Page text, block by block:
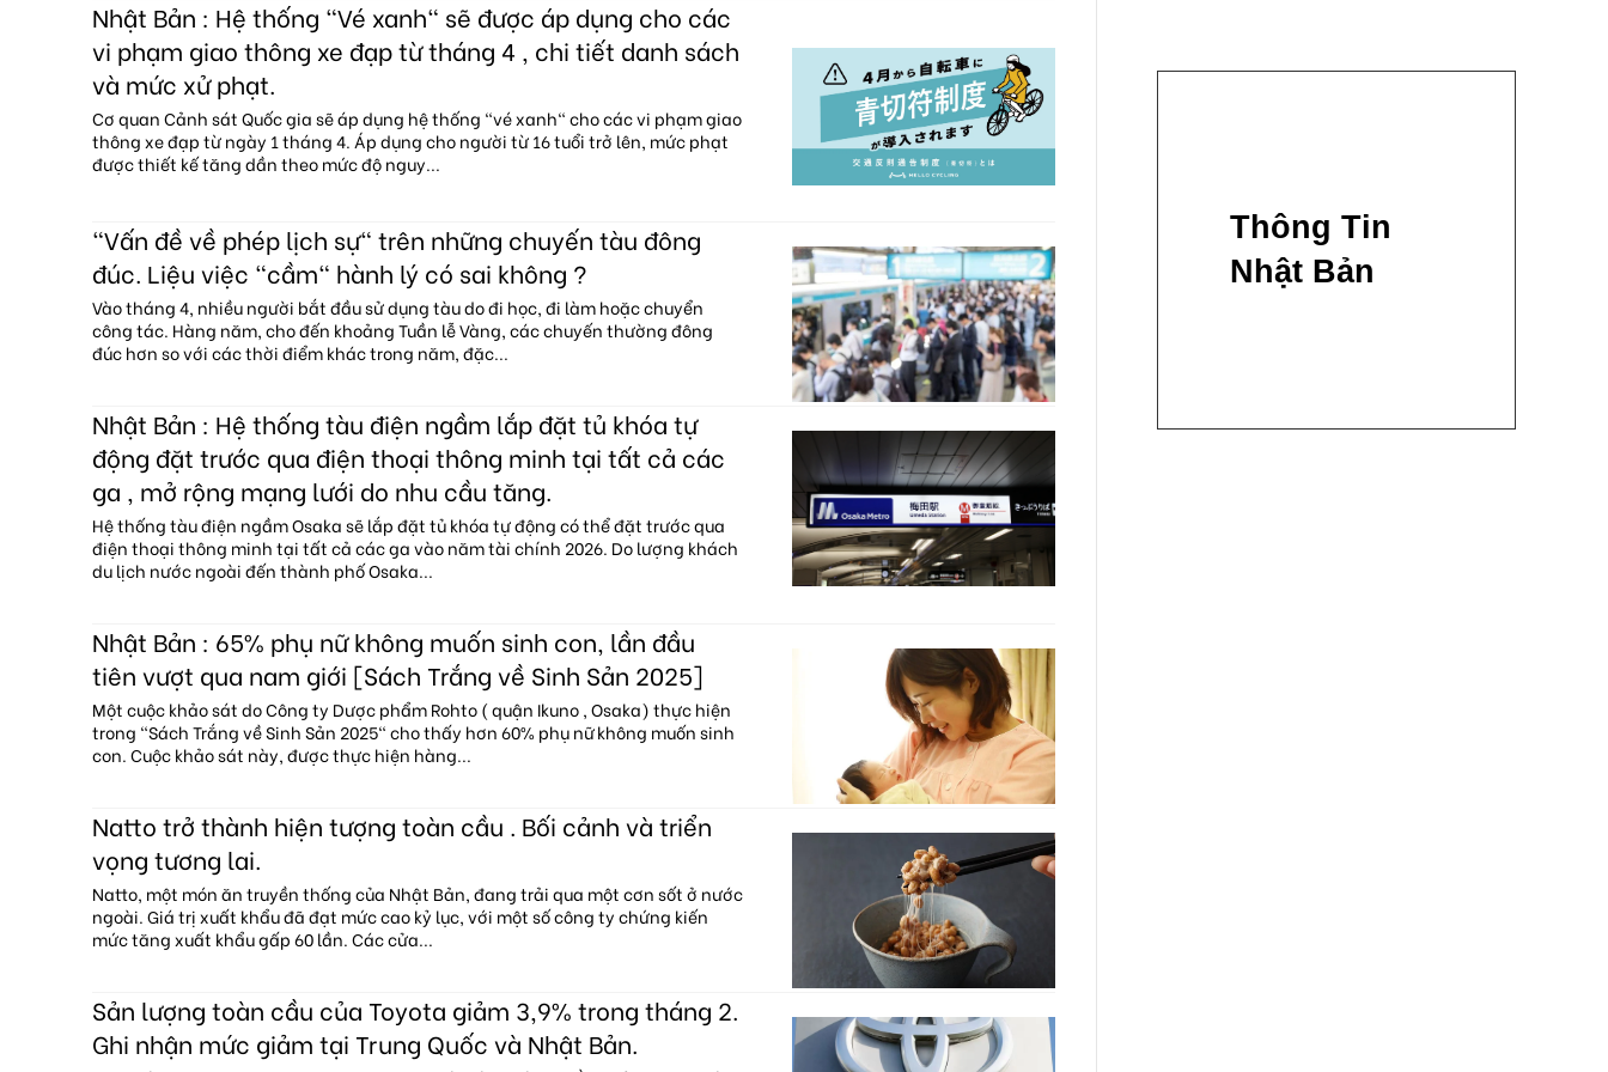
Nhật Bản : Hệ thống "Vé xanh" sẽ được áp dụng cho các
vi phạm giao thông xe đạp từ tháng 4 , chi tiết danh sách
và mức xử phạt.
Cơ quan Cảnh sát Quốc gia sẽ áp dụng hệ thống "vé xanh" cho các vi phạm giao
thông xe đạp từ ngày 1 tháng 4. Áp dụng cho người từ 16 tuổi trở lên, mức phạt
được thiết kế tăng dần theo mức độ nguy...
"Vấn đề về phép lịch sự" trên những chuyến tàu đông
đúc. Liệu việc "cầm" hành lý có sai không ?
Vào tháng 4, nhiều người bắt đầu sử dụng tàu do đi học, đi làm hoặc chuyển
công tác. Hàng năm, cho đến khoảng Tuần lễ Vàng, các chuyến thường đông
đúc hơn so với các thời điểm khác trong năm, đặc...
Nhật Bản : Hệ thống tàu điện ngầm lắp đặt tủ khóa tự
động đặt trước qua điện thoại thông minh tại tất cả các
ga , mở rộng mạng lưới do nhu cầu tăng.
Hệ thống tàu điện ngầm Osaka sẽ lắp đặt tủ khóa tự động có thể đặt trước qua
điện thoại thông minh tại tất cả các ga vào năm tài chính 2026. Do lượng khách
du lịch nước ngoài đến thành phố Osaka...
Nhật Bản : 65% phụ nữ không muốn sinh con, lần đầu
tiên vượt qua nam giới [Sách Trắng về Sinh Sản 2025]
Một cuộc khảo sát do Công ty Dược phẩm Rohto ( quận Ikuno , Osaka) thực hiện
trong "Sách Trắng về Sinh Sản 2025" cho thấy hơn 60% phụ nữ không muốn sinh
con. Cuộc khảo sát này, được thực hiện hàng...
Natto trở thành hiện tượng toàn cầu . Bối cảnh và triển
vọng tương lai.
Natto, một món ăn truyền thống của Nhật Bản, đang trải qua một cơn sốt ở nước
ngoài. Giá trị xuất khẩu đã đạt mức cao kỷ lục, với một số công ty chứng kiến
mức tăng xuất khẩu gấp 60 lần. Các cửa...
Sản lượng toàn cầu của Toyota giảm 3,9% trong tháng 2.
Ghi nhận mức giảm tại Trung Quốc và Nhật Bản.
Thông Tin
Nhật Bản